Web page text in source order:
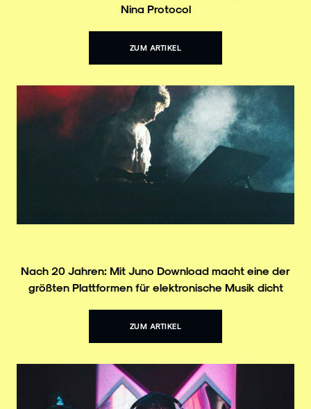
Nina Protocol
ZUM ARTIKEL
Nach 20 Jahren: Mit Juno Download macht eine der
größten Plattformen für elektronische Musik dicht
ZUM ARTIKEL